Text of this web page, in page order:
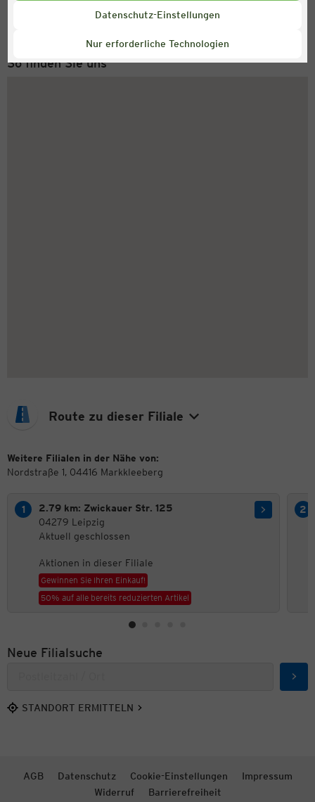
Datenschutz-Einstellungen
Nur erforderliche Technologien
+49 (0) 2546 / 98 999 98
So finden Sie uns
Route zu dieser Filiale
Weitere Filialen in der Nähe von:
Nordstraße 1, 04416 Markkleeberg
2.79 km: Zwickauer Str. 125
04279 Leipzig
Aktuell geschlossen
Aktionen in dieser Filiale
Gewinnen Sie Ihren Einkauf!
50% auf alle bereits reduzierten Artikel
Neue Filialsuche
STANDORT ERMITTELN
AGB Datenschutz Cookie-Einstellungen
Impressum
Widerruf
Barrierefreiheit